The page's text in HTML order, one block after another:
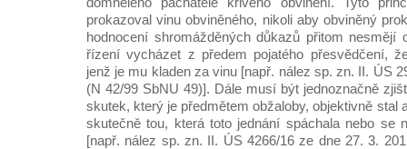
prokazoval vinu obviněného, nikoli aby obviněný
hodnocení shromážděných důkazů přitom nesmějí
řízení vycházet z předem pojatého přesvědčení,
jenž je mu kladen za vinu [např. nález sp. zn. II. ÚS
(N 42/99 SbNU 49)]. Dále musí být jednoznačně
skutek, který je předmětem obžaloby, objektivně stal
skutečně tou, která toto jednání spáchala nebo se
[např. nález sp. zn. II. ÚS 4266/16 ze dne 27. 3.